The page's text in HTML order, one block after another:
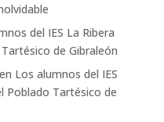
del IES La Ribera
de Gibraleón
en Los alumnos del IES
Poblado Tartésico de